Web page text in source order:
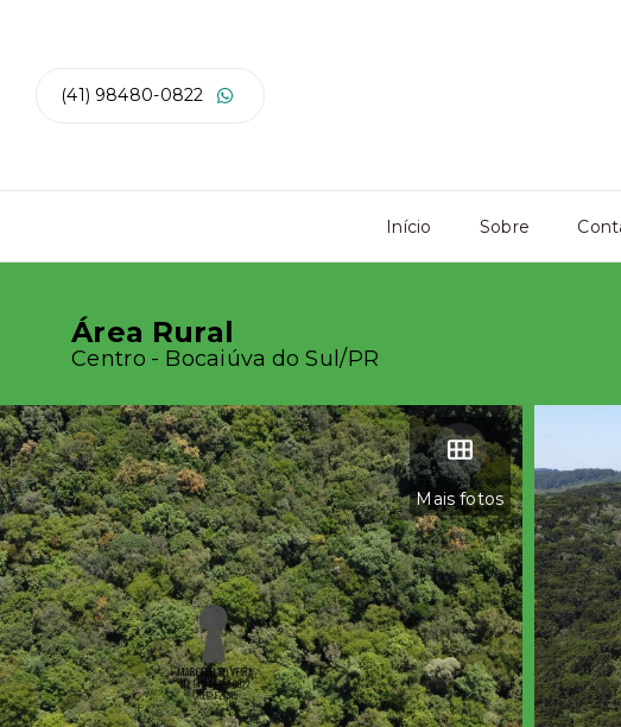
(41) 98480-0822
Início Sobre
Área Rural
Centro - Bocaiúva do Sul/PR
Mais fotos